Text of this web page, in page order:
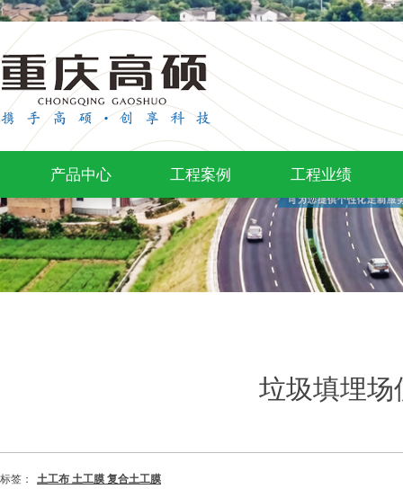
产品中心 工程案例 工程业绩
垃圾填埋场
标签： 土工布 土工膜 复合土工膜